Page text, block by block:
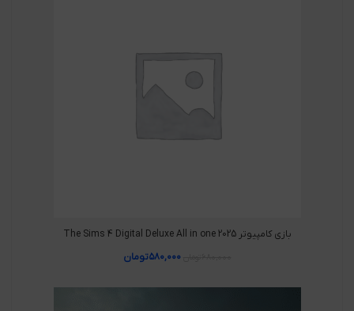
بازی کامپیوتر The Sims 4 Digital Deluxe All in one 2025
۵۸۰,۰۰۰تومان